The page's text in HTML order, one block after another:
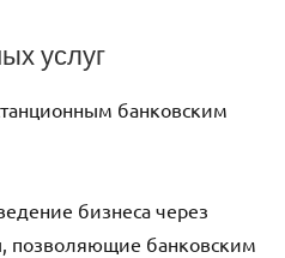
услуг
банковским
бизнеса через
позволяющие банковским